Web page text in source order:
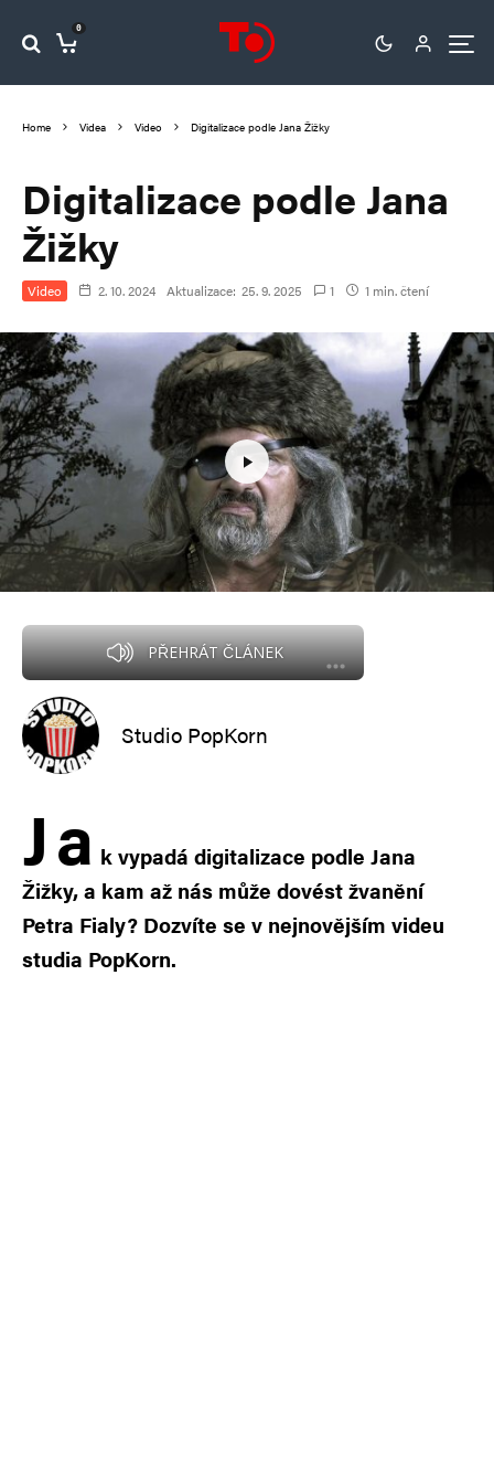
0
Home Videa Video Digitalizace podle Jana Žižky
Digitalizace podle Jana
Žižky
Video 2. 10. 2024 Aktualizace: 25. 9. 2025 1 1 min. čtení
PŘEHRÁT ČLÁNEK
Studio PopKorn
Ja k vypadá digitalizace podle Jana
Žižky, a kam až nás může dovést žvanění
Petra Fialy? Dozvíte se v nejnovějším videu
studia PopKorn.